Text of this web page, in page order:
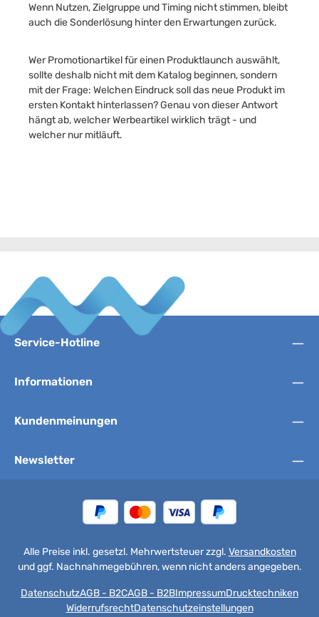
Wenn Nutzen, Zielgruppe und Timing nicht stimmen, bleibt
auch die Sonderlösung hinter den Erwartungen zurück.
Wer Promotionartikel für einen Produktlaunch auswählt,
sollte deshalb nicht mit dem Katalog beginnen, sondern
mit der Frage: Welchen Eindruck soll das neue Produkt im
ersten Kontakt hinterlassen? Genau von dieser Antwort
hängt ab, welcher Werbeartikel wirklich trägt - und
welcher nur mitläuft.
Service-Hotline
Informationen
Kundenmeinungen
Newsletter
Alle Preise inkl. gesetzl. Mehrwertsteuer zzgl. Versandkosten
und ggf. Nachnahmegebühren, wenn nicht anders angegeben.
DatenschutzAGB - B2CAGB - B2BImpressumDrucktechniken
WiderrufsrechtDatenschutzeinstellungen